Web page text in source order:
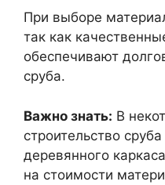
При выборе
так как
обеспечивают
сруба.
Важно знать: В
строительство
деревянного
на стоимости